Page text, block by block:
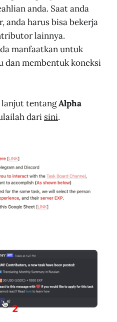
anda. Saat anda
anda harus bisa bekerja
lainnya.
manfaatkan untuk
dan membentuk koneksi
tentangAlpha
dari sini.